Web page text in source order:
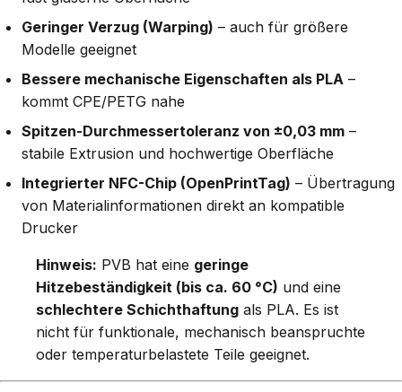
Geringer Verzug (Warping) – auch für größere
Modelle geeignet
Bessere mechanische Eigenschaften als PLA –
kommt CPE/PETG nahe
Spitzen-Durchmessertoleranz von ±0,03 mm –
stabile Extrusion und hochwertige Oberfläche
Integrierter NFC-Chip (OpenPrintTag) – Übertragung
von Materialinformationen direkt an kompatible
Drucker
Hinweis: PVB hat eine geringe
Hitzebeständigkeit (bis ca. 60 °C) und eine
schlechtere Schichthaftung als PLA. Es ist
nicht für funktionale, mechanisch beanspruchte
oder temperaturbelastete Teile geeignet.